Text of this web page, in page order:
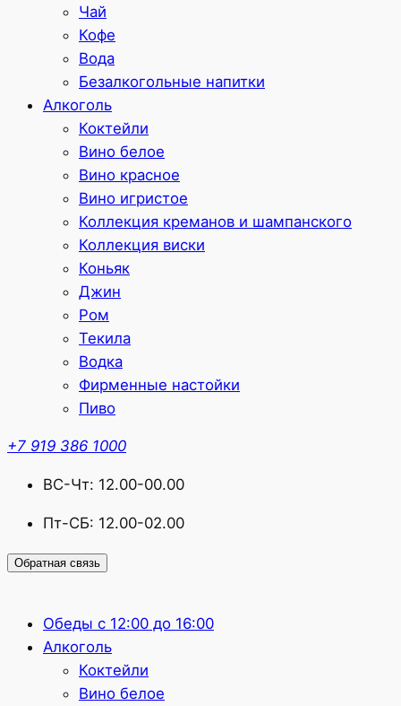
Чай
Кофе
Вода
Безалкогольные напитки
Алкоголь
Коктейли
Вино белое
Вино красное
Вино игристое
Коллекция креманов и шампанского
Коллекция виски
Коньяк
Джин
Ром
Текила
Водка
Фирменные настойки
Пиво
+7 919 386 1000
ВС-Чт: 12.00-00.00
Пт-СБ: 12.00-02.00
Обратная связь
Обеды с 12:00 до 16:00
Алкоголь
Коктейли
Вино белое